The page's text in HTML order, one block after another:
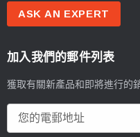
ASK AN EXPERT
加入我們的郵件列表
獲取有關新產品和即將進行的
郵